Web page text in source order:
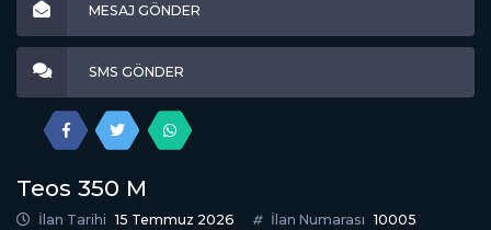
MESAJ GÖNDER
SMS GÖNDER
Teos 350 M
İlan Tarihi 15 Temmuz 2026 İlan Numarası 10005